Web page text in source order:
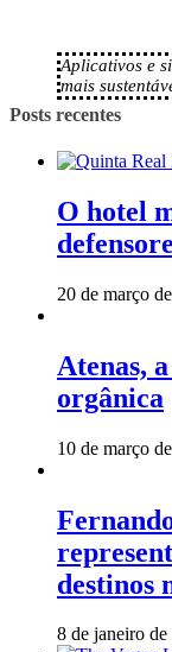
Aplicativos e
mais
Posts recentes
O hotel
20 de março
Atenas,
orgânica
10 de março
destinos
8 de janeiro de